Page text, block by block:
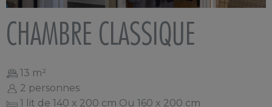
CHAMBRE CLASSIQUE
13 m²
2 personnes
1 lit de 140 x 200 cm Ou 160 x 200 cm